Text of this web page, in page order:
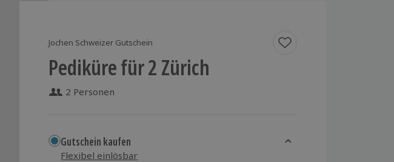
Jochen Schweizer Gutschein
Pediküre für 2 Zürich
2 Personen
Gutschein kaufen
Flexibel einlösbar